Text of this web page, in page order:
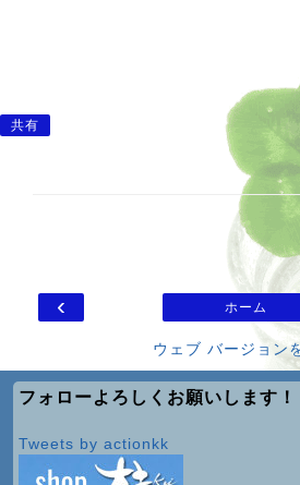
共有
‹ ホーム
ウェブ バージョン
フォローよろしくお願いします！
Tweets by actionkk